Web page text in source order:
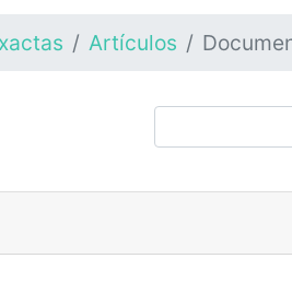
Artículos